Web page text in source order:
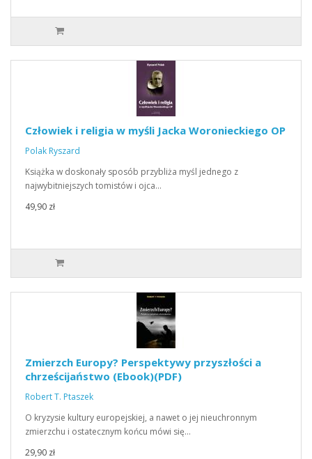
Człowiek i religia w myśli Jacka Woronieckiego OP
Polak Ryszard
Książka w doskonały sposób przybliża myśl jednego z
najwybitniejszych tomistów i ojca…
49,90 zł
Zmierzch Europy? Perspektywy przyszłości a
chrześcijaństwo (Ebook)(PDF)
Robert T. Ptaszek
O kryzysie kultury europejskiej, a nawet o jej nieuchronnym
zmierzchu i ostatecznym końcu mówi się…
29,90 zł